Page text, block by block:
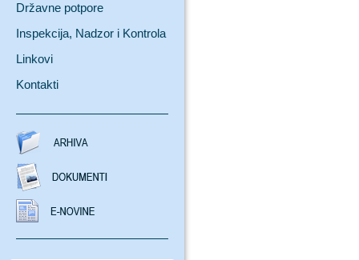
Državne potpore
Inspekcija, Nadzor i Kontrola
Linkovi
Kontakti